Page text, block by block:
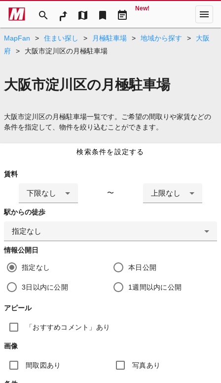
search map bookmark event_note
New! menu
MapFan > 住まい探し > 月極駐車場 > 地域から探す >
大阪
府
> 大阪市淀川区の月極駐車場
大阪市淀川区の月極駐車場
大阪市淀川区の月極駐車場一覧です。ご希望の間取りや家賃などの
条件を指定して、物件を絞り込むことができます。
検索条件を設定する
賃料
下限なし 〜 上限なし
駅からの徒歩
指定なし
情報公開日
指定なし 本日公開
3日以内に公開 1週間以内に公開
アピール
「おすすめコメント」あり
画像
間取図あり 写真あり